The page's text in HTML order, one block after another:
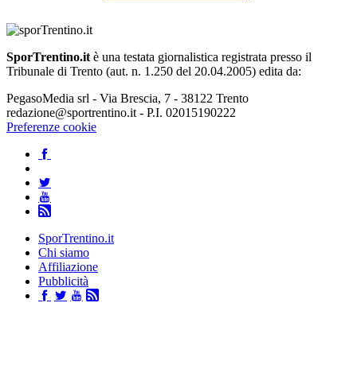
SporTrentino.it è una testata giornalistica registrata presso il
Tribunale di Trento (aut. n. 1.250 del 20.04.2005) edita da:
PegasoMedia srl - Via Brescia, 7 - 38122 Trento
redazione@sportrentino.it - P.I. 02015190222
Preferenze cookie
SporTrentino.it
Chi siamo
Affiliazione
Pubblicità